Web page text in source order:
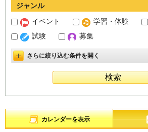
ジャンル
イベント
学習・体験
試験
募集
詳細設定を開く
さらに絞り込む条件を開く
カレンダーを表示